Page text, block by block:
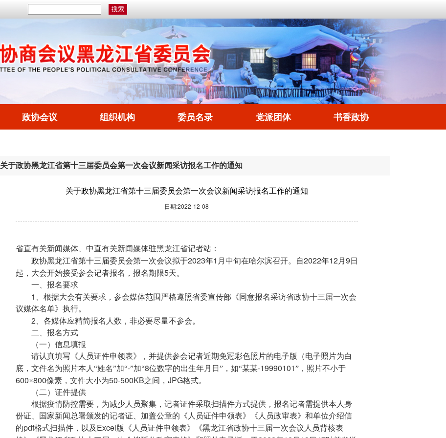
政协会议 组织机构 委员名录 党派团体 书香政协
关于政协黑龙江省第十三届委员会第一次会议新闻采访报名工作的通知
关于政协黑龙江省第十三届委员会第一次会议新闻采访报名工作的通知
日期:2022-12-08
省直有关新闻媒体、中直有关新闻媒体驻黑龙江省记者站：
政协黑龙江省第十三届委员会第一次会议拟于2023年1 月中旬在哈尔滨召开。自2022年12月 9 日
起，大会开始接受参会记者报名，报名期限5天。
一、报名要求
1
、根据大会有关要求，参会媒体范围严格遵照省委宣传部《同意报名采访省政协十三届一次会
议媒体名单》执行。
2、各媒体应精简报名人数，非必要尽量不参会。
二、报名方式
（一）信息填报
请认真填写《人员证件申领表》，并提供参会记者近期免冠彩色照片的电子版（电子照片为白
底，文件名为照片本人“姓名”加“-”加“8位数字的出生年月日”，如“某某-19990101”，照片不小于
600×800像素，文件大小为50-500KB之间， JPG格式。
（二）证件提供
根据疫情防控需要，为减少人员聚集，记者证件采取扫描件方式提供，报名记者需提供本人身
份证、国家新闻总署颁发的记者证、加盖公章的《人员证件申领表》《人员政审表》和单位介绍信
的pdf格式扫描件，以及 Excel版《人员证件申领表》《黑龙江省政协十三届一次会议人员背核表